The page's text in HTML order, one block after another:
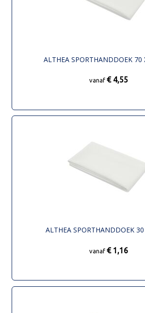
ALTHEA SPORTHANDDOEK 70
vanaf € 4,55
ALTHEA SPORTHANDDOEK
vanaf € 1,16